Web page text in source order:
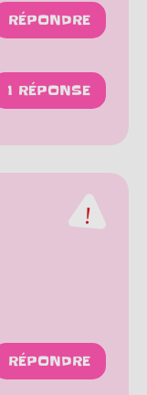
RÉPONDRE
1 RÉPONSE
RÉPONDRE